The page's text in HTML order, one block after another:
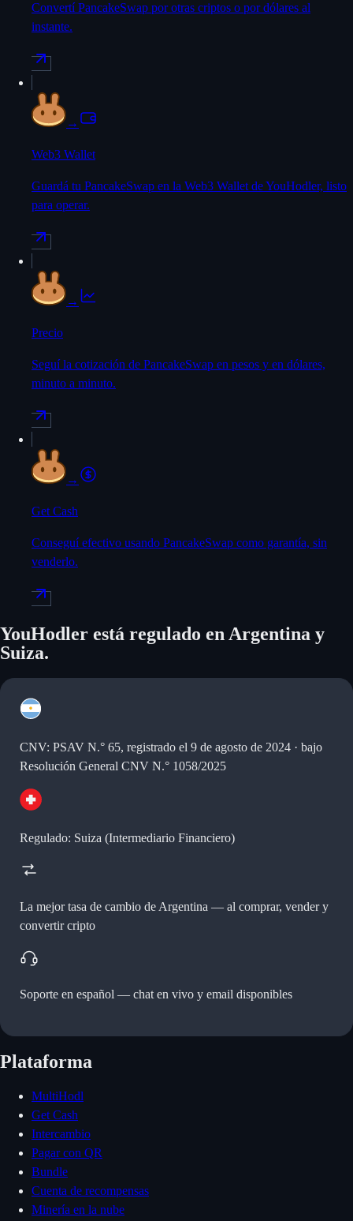
Convertí PancakeSwap por otras criptos o por dólares al
instante.
→
Web3 Wallet
Guardá tu PancakeSwap en la Web3 Wallet de YouHodler, listo
para operar.
→
Precio
Seguí la cotización de PancakeSwap en pesos y en dólares,
minuto a minuto.
→
Get Cash
Conseguí efectivo usando PancakeSwap como garantía, sin
venderlo.
YouHodler está regulado en Argentina y
Suiza.
CNV: PSAV N.° 65, registrado el 9 de agosto de 2024 · bajo
Resolución General CNV N.° 1058/2025
Regulado: Suiza (Intermediario Financiero)
La mejor tasa de cambio de Argentina — al comprar, vender y
convertir cripto
Soporte en español — chat en vivo y email disponibles
Plataforma
MultiHodl
Get Cash
Intercambio
Pagar con QR
Bundle
Cuenta de recompensas
Minería en la nube